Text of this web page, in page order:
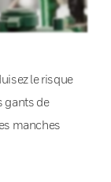
le risque
gants de
manches